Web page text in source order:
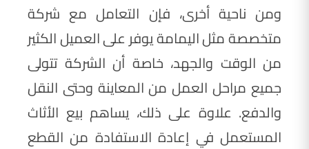
ومن ناحية أخرى، فإن التعامل مع شركة
متخصصة مثل اليمامة يوفر على العميل الكثير
من الوقت والجهد، خاصة أن الشركة تتولى
جميع مراحل العمل من المعاينة وحتى النقل
والدفع. علاوة على ذلك، يساهم بيع الأثاث
المستعمل في إعادة الاستفادة من القطع